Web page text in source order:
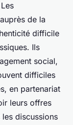
de la
difficile
Ils
social,
difficiles
en partenariat
leurs offres
les discussions